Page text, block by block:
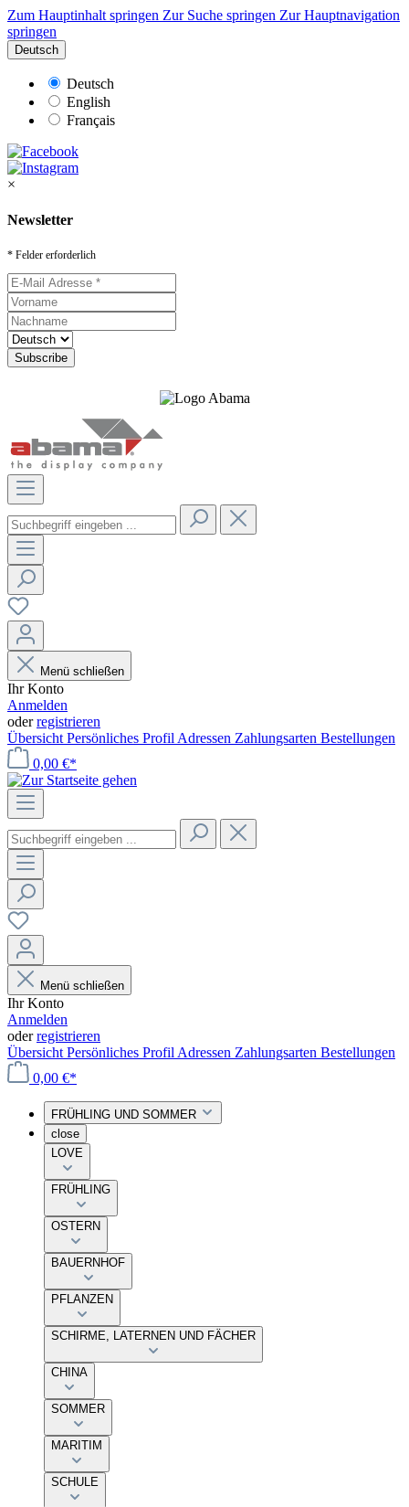
Zum Hauptinhalt springen Zur Suche springen Zur Hauptnavigation
springen
Deutsch
Deutsch
English
Français
×
Newsletter
* Felder erforderlich
Menü schließen
Ihr Konto
Anmelden
oderregistrieren
Übersicht Persönliches Profil Adressen Zahlungsarten Bestellungen
0,00 €*
Menü schließen
Ihr Konto
Anmelden
oderregistrieren
Übersicht Persönliches Profil Adressen Zahlungsarten Bestellungen
0,00 €*
FRÜHLING UND SOMMER
close
LOVE
FRÜHLING
OSTERN
BAUERNHOF
PFLANZEN
SCHIRME, LATERNEN UND FÄCHER
CHINA
SOMMER
MARITIM
SCHULE